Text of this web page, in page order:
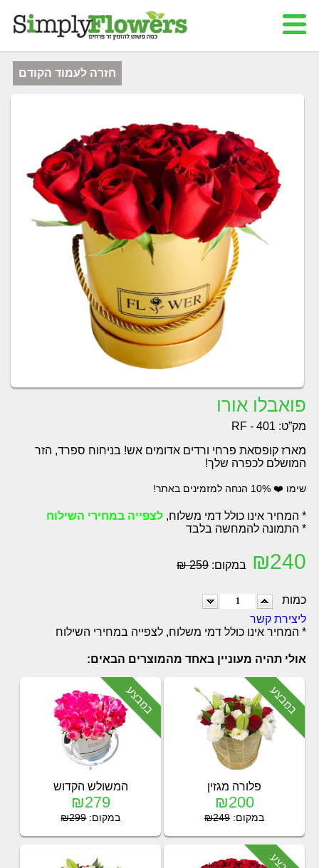
חזרה לעמוד הקודם
פואבלו אורו
מק”ט: RF - 401
מארז קופסאת פרחי ורדים אדומים אש! בניחוח ספרד, הזר
המושלם לכפרה שלך!
שימו ❤️ 10% הנחה למזמינים באתר!
* המחיר אינו כולל דמי משלוח, לצפייה במחירי השילוח
* התמונה להמחשה בלבד
₪240 במקום: 259 ₪
כמות
ליצירת קשר
* המחיר אינו כולל דמי משלוח, לצפייה במחירי השילוח
אולי תהיה מעוניין באחד מהמוצרים הבאים:
פלורה מגזין
₪200
במקום:₪249
המשולש הקדוש
₪279
במקום:₪299